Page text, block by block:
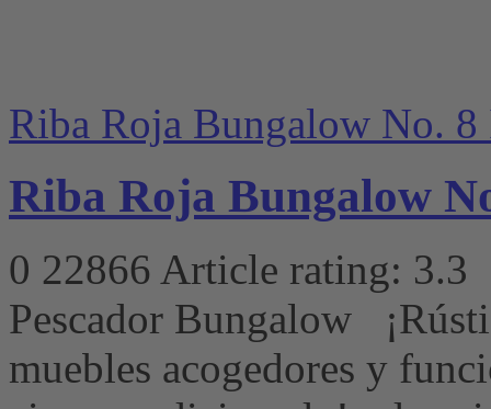
Riba Roja Bungalow No.
Riba Roja Bungalow
0 22866 Article rating: 3.3
Pescador Bungalow
muebles acogedores y